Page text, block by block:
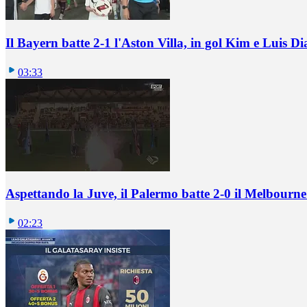
Il Bayern batte 2-1 l'Aston Villa, in gol Kim e Luis
03:33
Aspettando la Juve, il Palermo batte 2-0 il
02:23